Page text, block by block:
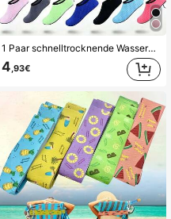
1 Paar schnelltrocknende Wasserschuhe, Wasserschuhe, Unisex Strand-Essential Wasserschuhe, Damen Outdoor Wasserschuhe, Sport Outdoor Wasserschuhe, schwarze Wasserschuhe, rutschfest, leicht, bequem, einfach zu tragen Yoga Schuhe, schnelltrocknend, Strandzubehör
4,93€